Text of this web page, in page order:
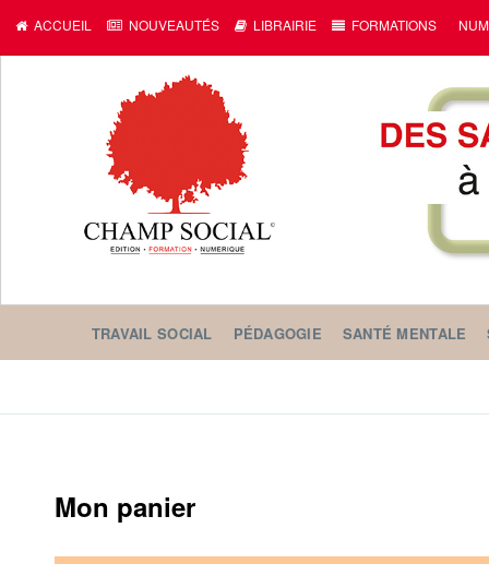
ACCUEIL NOUVEAUTÉS LIBRAIRIE FORMATIONS
TRAVAIL SOCIAL PÉDAGOGIE SANTÉ MENTALE
Mon panier